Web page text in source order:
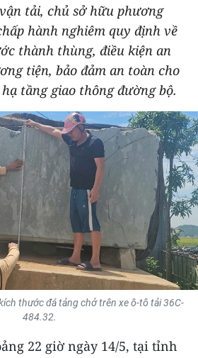
TIN
tải, chủ sở hữu phương
hành nghiêm quy định về
thành thùng, điều kiện an
tiện, bảo đảm an toàn cho
tầng giao thông đường bộ.
thước đá tảng chở trên xe ô-tô tải 36C-
484.32.
22 giờ ngày 14/5, tại tỉnh